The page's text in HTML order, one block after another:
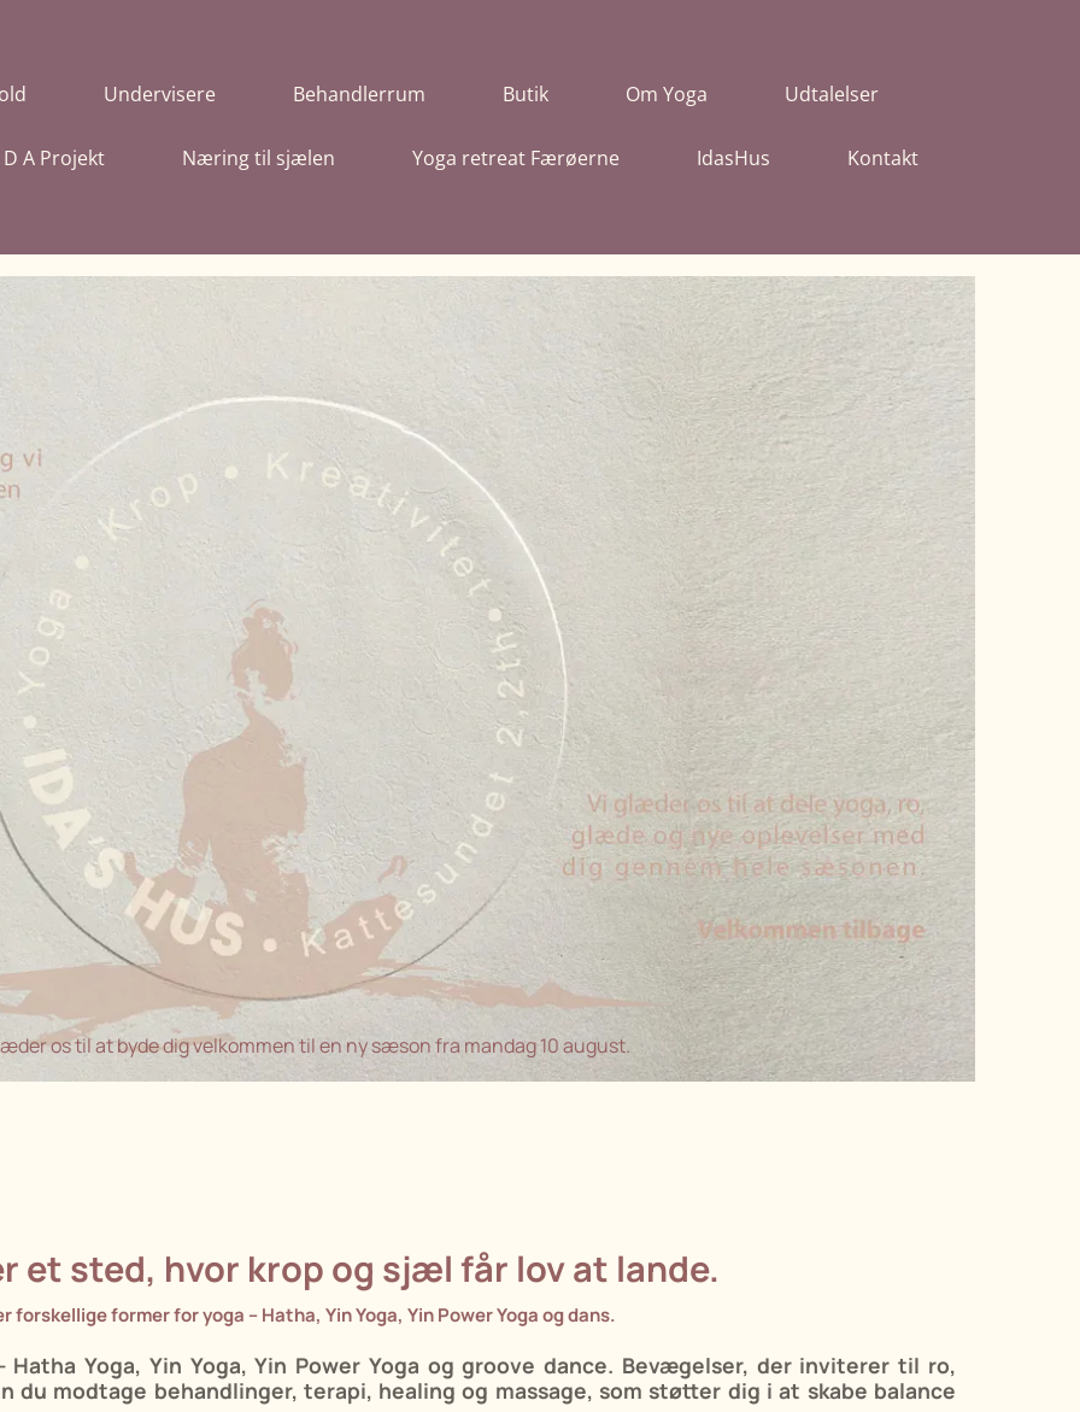
Undervisere Behandlerrum Butik Om Yoga Udtalelser
D A Projekt Næring til sjælen Yoga retreat Færøerne IdasHus Kontakt
os til at byde dig velkommen til en ny sæson fra mandag 10 august.
et sted, hvor krop og sjæl får lov at lande.
forskellige former for yoga – Hatha, Yin Yoga, Yin Power Yoga og dans.
Yoga, Yin Yoga, Yin Power Yoga og groove dance. Bevægelser, der inviterer til ro,
du modtage behandlinger, terapi, healing og massage, som støtter dig i at skabe balance